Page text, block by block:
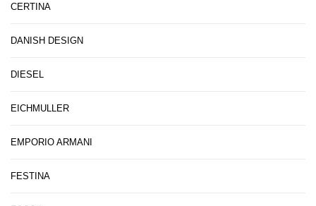
CERTINA
DANISH DESIGN
DIESEL
EICHMULLER
EMPORIO ARMANI
FESTINA